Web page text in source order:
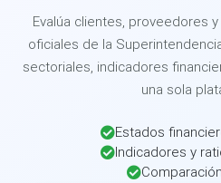
Evalúa clientes, proveedores
oficiales de la
sectoriales, indicadores
una sola
Estados
Indicadores y